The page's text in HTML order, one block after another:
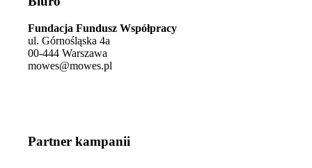
Fundacja Fundusz Współpracy
ul. Górnośląska 4a
00-444 Warszawa
mowes@mowes.pl
Partner kampanii